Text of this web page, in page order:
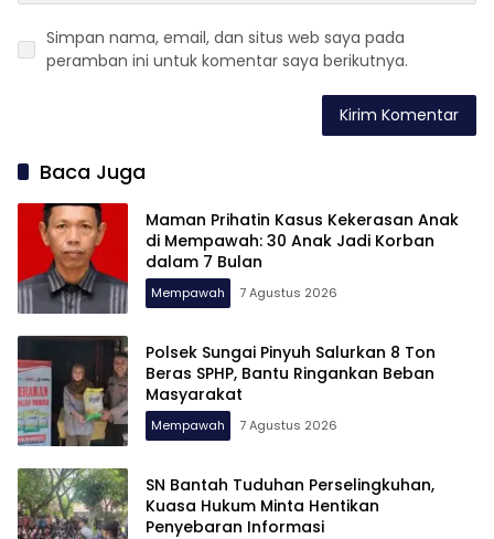
Simpan nama, email, dan situs web saya pada
peramban ini untuk komentar saya berikutnya.
Baca Juga
Maman Prihatin Kasus Kekerasan Anak
di Mempawah: 30 Anak Jadi Korban
dalam 7 Bulan
Mempawah 7 Agustus 2026
Polsek Sungai Pinyuh Salurkan 8 Ton
Beras SPHP, Bantu Ringankan Beban
Masyarakat
Mempawah 7 Agustus 2026
SN Bantah Tuduhan Perselingkuhan,
Kuasa Hukum Minta Hentikan
Penyebaran Informasi